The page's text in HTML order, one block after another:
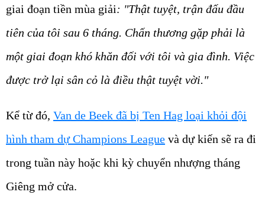
giai đoạn tiền mùa giải: "Thật tuyệt, trận đấu đầu
tiên của tôi sau 6 tháng. Chấn thương gặp phải là
một giai đoạn khó khăn đối với tôi và gia đình. Việc
được trở lại sân cỏ là điều thật tuyệt vời."
Kể từ đó, Van de Beek đã bị Ten Hag loại khỏi đội
hình tham dự Champions League và dự kiến sẽ ra đi
trong tuần này hoặc khi kỳ chuyển nhượng tháng
Giêng mở cửa.